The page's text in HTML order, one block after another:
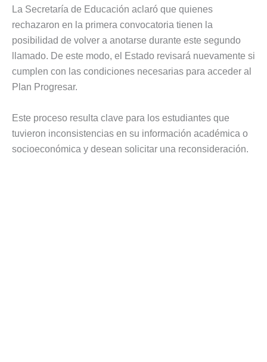
La Secretaría de Educación aclaró que quienes
rechazaron en la primera convocatoria tienen la
posibilidad de volver a anotarse durante este segundo
llamado. De este modo, el Estado revisará nuevamente si
cumplen con las condiciones necesarias para acceder al
Plan Progresar.
Este proceso resulta clave para los estudiantes que
tuvieron inconsistencias en su información académica o
socioeconómica y desean solicitar una reconsideración.